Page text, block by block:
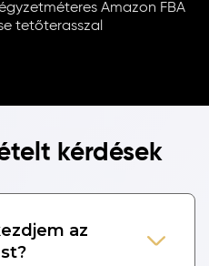
Amazon FBA
tetőterasszal
kérdések
az